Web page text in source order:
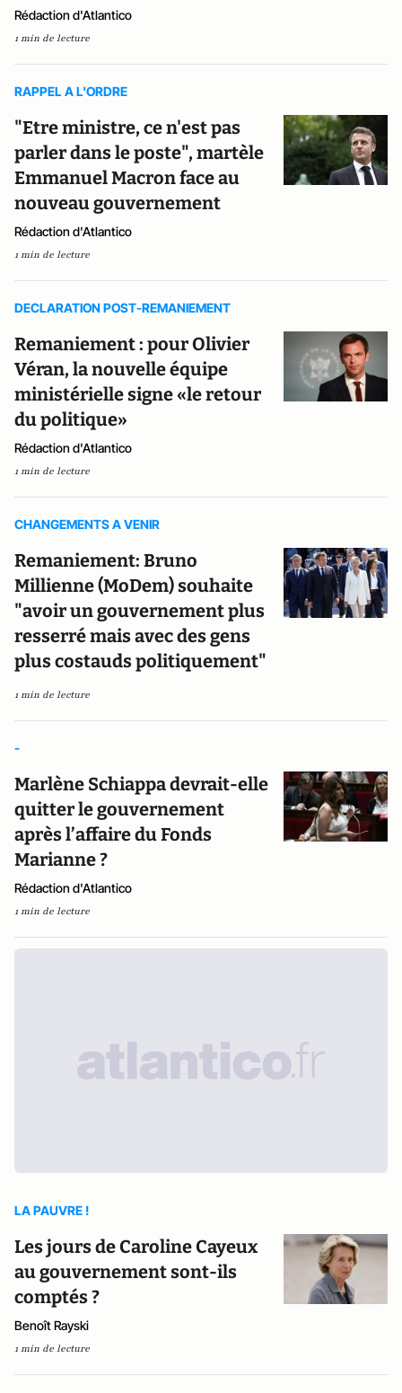
Rédaction d'Atlantico
1 min de lecture
RAPPEL A L'ORDRE
"Etre ministre, ce n'est pas
parler dans le poste", martèle
Emmanuel Macron face au
nouveau gouvernement
Rédaction d'Atlantico
1 min de lecture
DECLARATION POST-REMANIEMENT
Remaniement : pour Olivier
Véran, la nouvelle équipe
ministérielle signe «le retour
du politique»
Rédaction d'Atlantico
1 min de lecture
CHANGEMENTS A VENIR
Remaniement: Bruno
Millienne (MoDem) souhaite
"avoir un gouvernement plus
resserré mais avec des gens
plus costauds politiquement"
1 min de lecture
-
Marlène Schiappa devrait-elle
quitter le gouvernement
après l’affaire du Fonds
Marianne ?
Rédaction d'Atlantico
1 min de lecture
LA PAUVRE !
Les jours de Caroline Cayeux
au gouvernement sont-ils
comptés ?
Benoît Rayski
1 min de lecture